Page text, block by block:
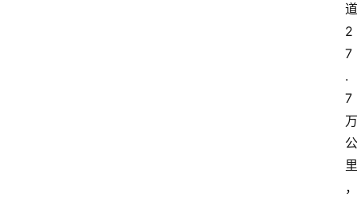
道
2
7
.
7
万
公
里
，